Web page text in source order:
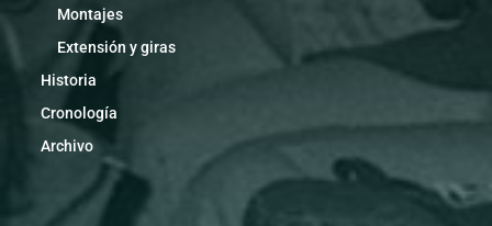
Montajes
Extensión y giras
Historia
Cronología
Archivo